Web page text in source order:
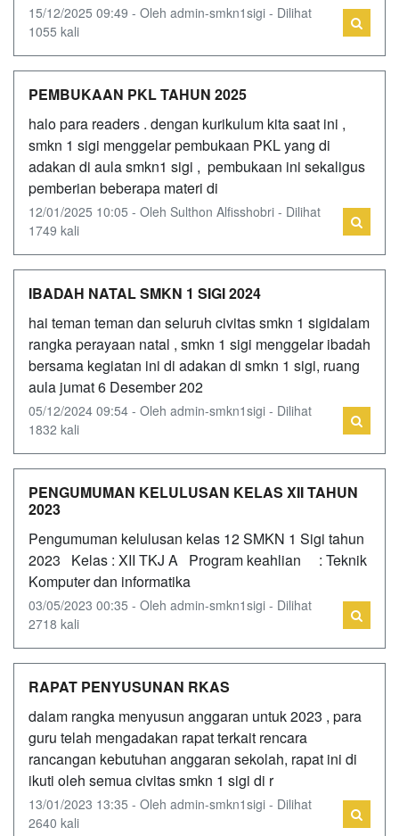
15/12/2025 09:49 - Oleh admin-smkn1sigi - Dilihat
1055 kali
PEMBUKAAN PKL TAHUN 2025
halo para readers . dengan kurikulum kita saat ini ,
smkn 1 sigi menggelar pembukaan PKL yang di
adakan di aula smkn1 sigi , pembukaan ini sekaligus
pemberian beberapa materi di
12/01/2025 10:05 - Oleh Sulthon Alfisshobri - Dilihat
1749 kali
IBADAH NATAL SMKN 1 SIGI 2024
hai teman teman dan seluruh civitas smkn 1 sigidalam
rangka perayaan natal , smkn 1 sigi menggelar ibadah
bersama kegiatan ini di adakan di smkn 1 sigi, ruang
aula jumat 6 Desember 202
05/12/2024 09:54 - Oleh admin-smkn1sigi - Dilihat
1832 kali
PENGUMUMAN KELULUSAN KELAS XII TAHUN
2023
Pengumuman kelulusan kelas 12 SMKN 1 Sigi tahun
2023 Kelas : XII TKJ A Program keahlian : Teknik
Komputer dan informatika
03/05/2023 00:35 - Oleh admin-smkn1sigi - Dilihat
2718 kali
RAPAT PENYUSUNAN RKAS
dalam rangka menyusun anggaran untuk 2023 , para
guru telah mengadakan rapat terkait rencara
rancangan kebutuhan anggaran sekolah, rapat ini di
ikuti oleh semua civitas smkn 1 sigi di r
13/01/2023 13:35 - Oleh admin-smkn1sigi - Dilihat
2640 kali